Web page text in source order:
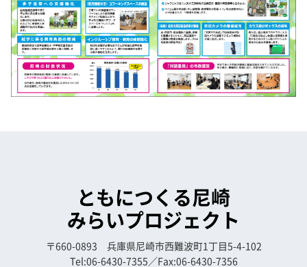
ともにつくる尼崎
みらいプロジェクト
〒660-0893 兵庫県尼崎市西難波町1丁目5-4-102
Tel:06-6430-7355／Fax:06-6430-7356